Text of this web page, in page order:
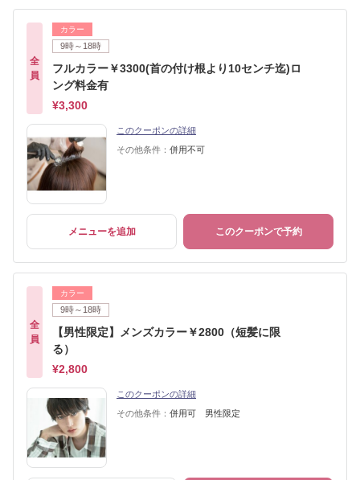
全
員
カラー
9時～18時
フルカラー￥3300(首の付け根より10センチ迄)ロ
ング料金有
¥3,300
このクーポンの詳細
その他条件： 併用不可
メニューを追加 このクーポンで予約
全
員
カラー
9時～18時
【男性限定】メンズカラー￥2800（短髪に限
る）
¥2,800
このクーポンの詳細
その他条件： 併用可 男性限定